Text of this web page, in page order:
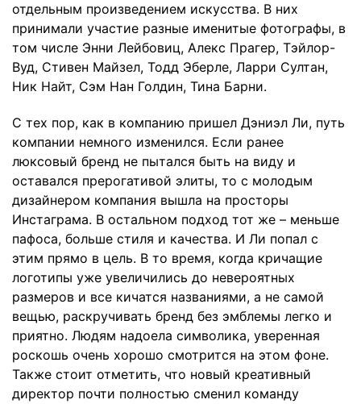
отдельным произведением искусства. В них
принимали участие разные именитые фотографы, в
том числе Энни Лейбовиц, Алекс Прагер, Тэйлор-
Вуд, Стивен Майзел, Тодд Эберле, Ларри Султан,
Ник Найт, Сэм Нан Голдин, Тина Барни.
С тех пор, как в компанию пришел Дэниэл Ли, путь
компании немного изменился. Если ранее
люксовый бренд не пытался быть на виду и
оставался прерогативой элиты, то с молодым
дизайнером компания вышла на просторы
Инстаграма. В остальном подход тот же – меньше
пафоса, больше стиля и качества. И Ли попал с
этим прямо в цель. В то время, когда кричащие
логотипы уже увеличились до невероятных
размеров и все кичатся названиями, а не самой
вещью, раскручивать бренд без эмблемы легко и
приятно. Людям надоела символика, уверенная
роскошь очень хорошо смотрится на этом фоне.
Также стоит отметить, что новый креативный
директор почти полностью сменил команду